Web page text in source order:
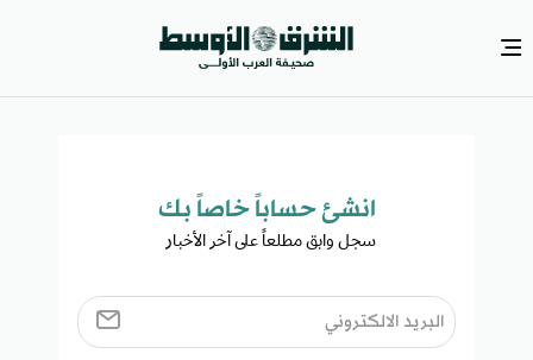
انشئ حساباً خاصاً بك​
سجل وابق مطلعاً على آخر الأخبار ​